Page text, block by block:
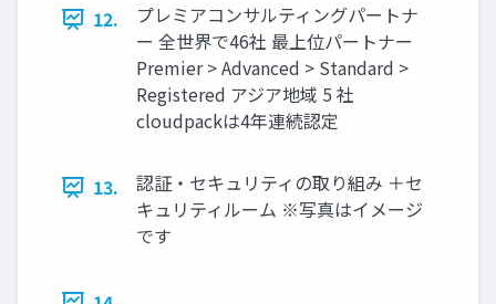
12.
プレミアコンサルティングパートナ
ー 全世界で46社 最上位パートナー
Premier > Advanced > Standard >
Registered アジア地域 5 社
cloudpackは4年連続認定
13.
認証・セキュリティの取り組み ＋セ
キュリティルーム ※写真はイメージ
です